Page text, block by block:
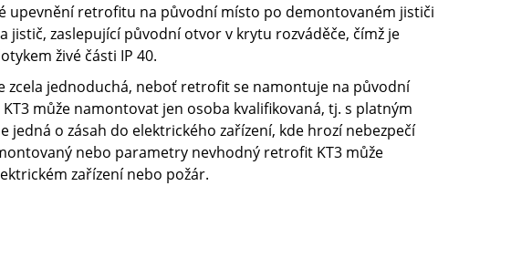
upevnění retrofitu na původní místo po demontovaném jističi
jistič, zaslepující původní otvor v krytu rozváděče, čímž je
živé části IP 40.
zcela jednoduchá, neboť retrofit se namontuje na původní
může namontovat jen osoba kvalifikovaná, tj. s platným
jedná o zásah do elektrického zařízení, kde hrozí nebezpečí
nebo parametry nevhodný retrofit KT3 může
zařízení nebo požár.